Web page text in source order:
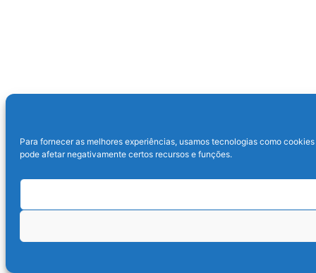
Para fornecer as melhores experiências, usamos tecnologias como
pode afetar negativamente certos recursos e funções.